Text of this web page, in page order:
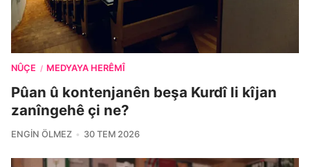
NÛÇE / MEDYAYA HERÊMÎ
Pûan û kontenjanên beşa Kurdî li kîjan
zanîngehê çi ne?
ENGIN ÖLMEZ 30 TEM 2026